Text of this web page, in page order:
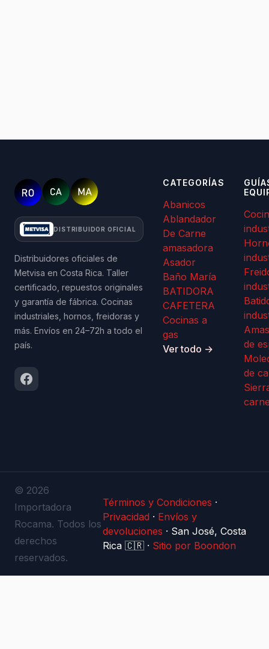
DISTRIBUIDOR OFICIAL
Distribuidores oficiales de
Metvisa en Costa Rica. Taller
certificado, repuestos originales
y garantía de fábrica. Cocinas
industriales, hornos, freidoras y
más. Envíos en 24–72h a todo el
país.
CATEGORÍAS
Abanicos
Ablandador
De Carne
amasadora
Asador
Baño María
BATIDORA
CAFETERA
Cocinas a
gas
Ver todo →
de
de
© 2026
Importadora
Rocama. Todos los
derechos
reservados.
Términos y Condiciones ·
Privacidad · Envíos y
devoluciones · San José, Costa
Rica 🇨🇷 · Sitio por Boondon